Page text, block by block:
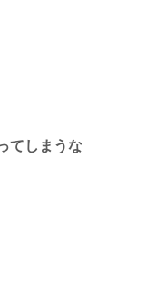
てしまうな